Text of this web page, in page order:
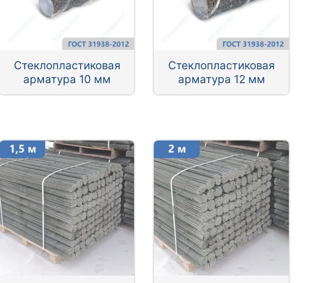
Стеклопластиковая
арматура 10 мм
Стеклопластиковая
арматура 12 мм